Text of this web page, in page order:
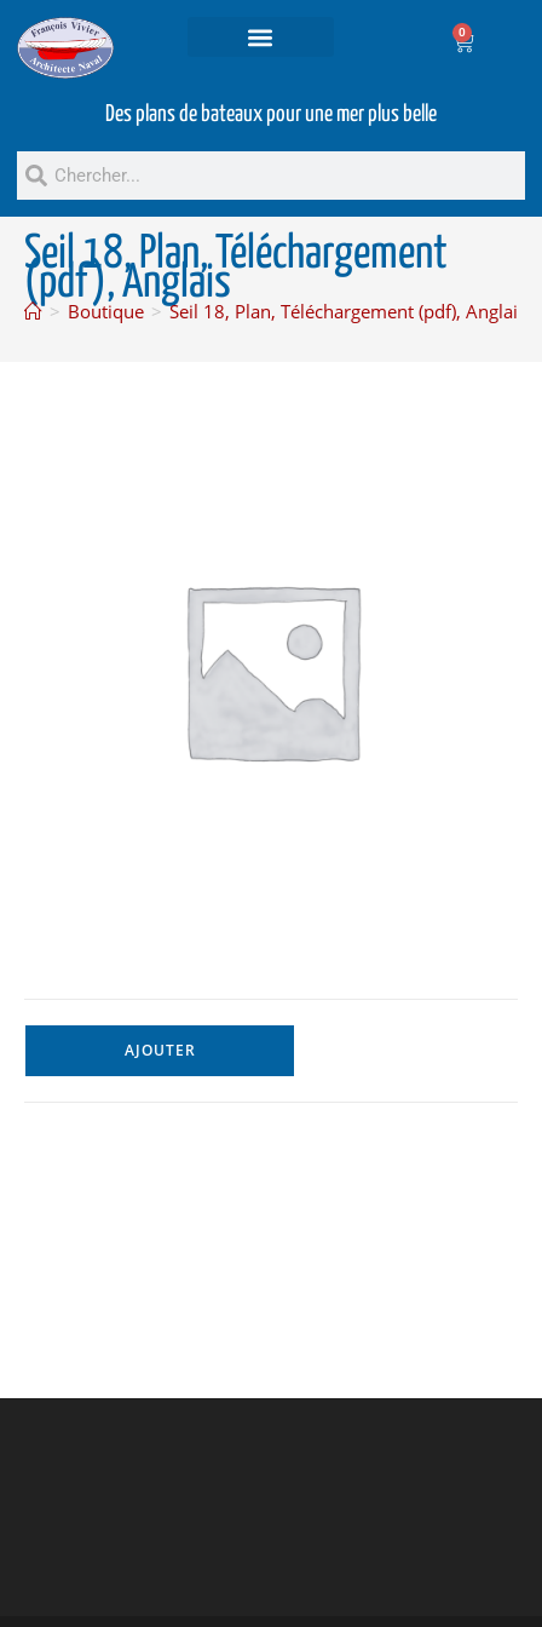
0
Des plans de bateaux pour une mer plus belle
Seil 18, Plan, Téléchargement
(pdf), Anglais
> Boutique > Seil 18, Plan, Téléchargement (pdf), Anglais
AJOUTER